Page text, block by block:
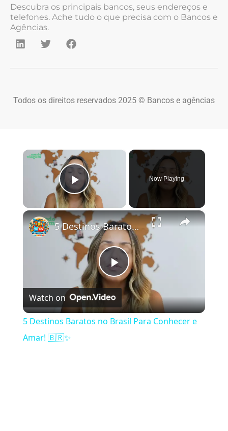
Descubra os principais bancos, seus endereços e
telefones. Ache tudo o que precisa com o Bancos e
Agências.
Todos os direitos reservados 2025 © Bancos e agências
×
Play Video
Now Playing
×
Play Video
5 Destinos Baratos no Brasil Para Conhecer e Amar! 🇧🇷✨
Watch on
5 Destinos Baratos no Brasil Para Conhecer e
Amar! 🇧🇷✨